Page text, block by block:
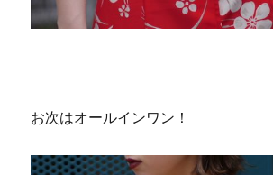
お次はオールインワン！